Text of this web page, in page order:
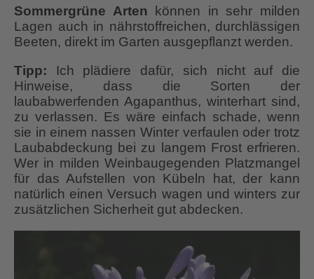
Sommergrüne Arten können in sehr milden
Lagen auch in nährstoffreichen, durchlässigen
Beeten, direkt im Garten ausgepflanzt werden.
Tipp: Ich plädiere dafür, sich nicht auf die
Hinweise, dass die Sorten der
laubabwerfenden Agapanthus, winterhart sind,
zu verlassen. Es wäre einfach schade, wenn
sie in einem nassen Winter verfaulen oder trotz
Laubabdeckung bei zu langem Frost erfrieren.
Wer in milden Weinbaugegenden Platzmangel
für das Aufstellen von Kübeln hat, der kann
natürlich einen Versuch wagen und winters zur
zusätzlichen Sicherheit gut abdecken.